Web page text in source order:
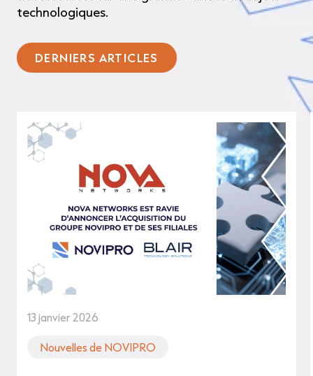
technologiques.
DERNIERS ARTICLES
13 janvier 2026
Nouvelles de NOVIPRO